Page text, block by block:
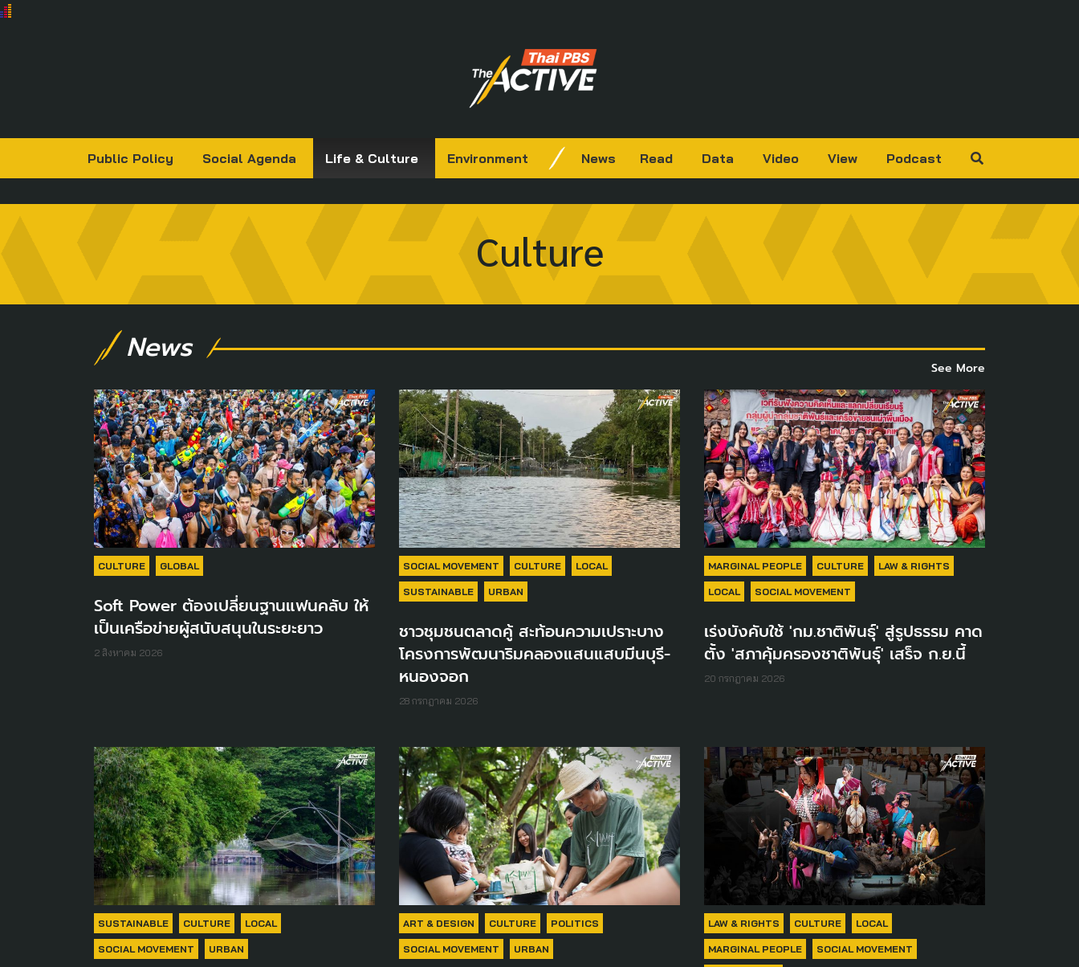
Public Policy Social Agenda Life & Culture Environment News Read Data Video View Podcast
Culture
News
See More
CULTURE GLOBAL
Soft Power ต้องเปลี่ยนฐานแฟนคลับ ให้
เป็นเครือข่ายผู้สนับสนุนในระยะยาว
2 สิงหาคม 2026
SOCIAL MOVEMENT CULTURE LOCAL
SUSTAINABLE URBAN
ชาวชุมชนตลาดคู้ สะท้อนความเปราะบาง
โครงการพัฒนาริมคลองแสนแสบมีนบุรี-
หนองจอก
28 กรกฎาคม 2026
MARGINAL PEOPLE CULTURE LAW & RIGHTS
LOCAL SOCIAL MOVEMENT
เร่งบังคับใช้ 'กม.ชาติพันธุ์' สู่รูปธรรม คาด
ตั้ง 'สภาคุ้มครองชาติพันธุ์' เสร็จ ก.ย.นี้
20 กรกฎาคม 2026
SUSTAINABLE CULTURE LOCAL
SOCIAL MOVEMENT URBAN
ART & DESIGN CULTURE POLITICS
SOCIAL MOVEMENT URBAN
LAW & RIGHTS CULTURE LOCAL
MARGINAL PEOPLE SOCIAL MOVEMENT